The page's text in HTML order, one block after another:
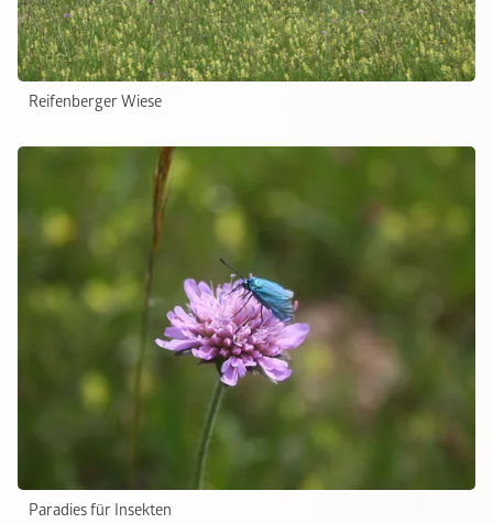
Reifenberger Wiese
Paradies für Insekten